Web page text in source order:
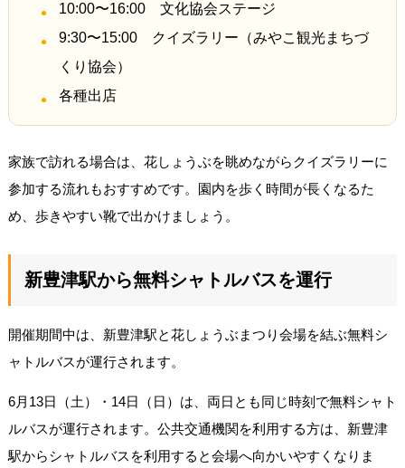
10:00〜16:00 文化協会ステージ
9:30〜15:00 クイズラリー（みやこ観光まちづ
くり協会）
各種出店
家族で訪れる場合は、花しょうぶを眺めながらクイズラリーに
参加する流れもおすすめです。園内を歩く時間が長くなるた
め、歩きやすい靴で出かけましょう。
新豊津駅から無料シャトルバスを運行
開催期間中は、新豊津駅と花しょうぶまつり会場を結ぶ無料シ
ャトルバスが運行されます。
6月13日（土）・14日（日）は、両日とも同じ時刻で無料シャト
ルバスが運行されます。公共交通機関を利用する方は、新豊津
駅からシャトルバスを利用すると会場へ向かいやすくなりま